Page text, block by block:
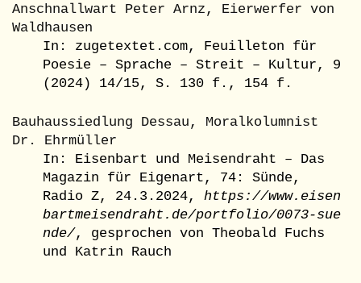
Anschnallwart Peter Arnz, Eierwerfer von
Waldhausen
In: zugetextet.com, Feuilleton für
Poesie – Sprache – Streit – Kultur, 9
(2024) 14/15, S. 130 f., 154 f.
Bauhaussiedlung Dessau, Moralkolumnist
Dr. Ehrmüller
In: Eisenbart und Meisendraht – Das
Magazin für Eigenart, 74: Sünde,
Radio Z, 24.3.2024,https://www.eisen
bartmeisendraht.de/portfolio/0073-sue
nde/, gesprochen von Theobald Fuchs
und Katrin Rauch